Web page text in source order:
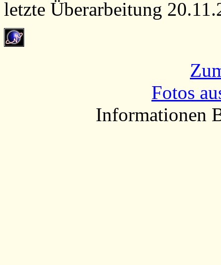
letzte Überarbeitung
Fotos
Informationen